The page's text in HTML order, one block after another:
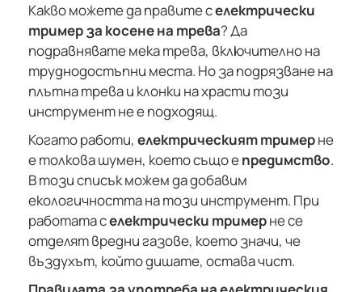
Какво можете да правите селектрически
тример за косене на трева? Да
подравнявате мека трева, включително на
труднодостъпни места. Но за подрязване на
плътна трева и клонки на храсти този
инструмент не е подходящ.
Когато работи, електрическият тримерне
е толкова шумен, което също епредимство.
В този списък можем да добавим
екологичността на този инструмент. При
работата селектрически тримерне се
отделят вредни газове, което значи, че
въздухът, който дишате, остава чист.